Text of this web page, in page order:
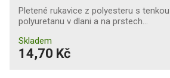
Pletené rukavice z polyesteru s
polyuretanu v dlani a na prstech…
Skladem
14,70 Kč